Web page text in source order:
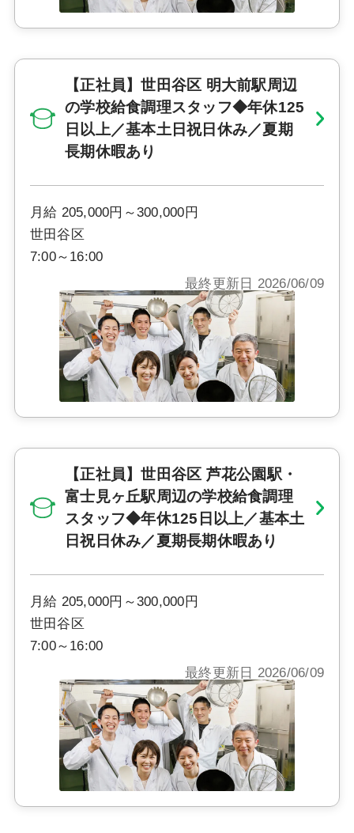
【正社員】世田谷区 明大前駅周辺
の学校給食調理スタッフ◆年休125
日以上／基本土日祝日休み／夏期
長期休暇あり
月給 205,000円～300,000円
世田谷区
7:00～16:00
最終更新日 2026/06/09
【正社員】世田谷区 芦花公園駅・
富士見ヶ丘駅周辺の学校給食調理
スタッフ◆年休125日以上／基本土
日祝日休み／夏期長期休暇あり
月給 205,000円～300,000円
世田谷区
7:00～16:00
最終更新日 2026/06/09